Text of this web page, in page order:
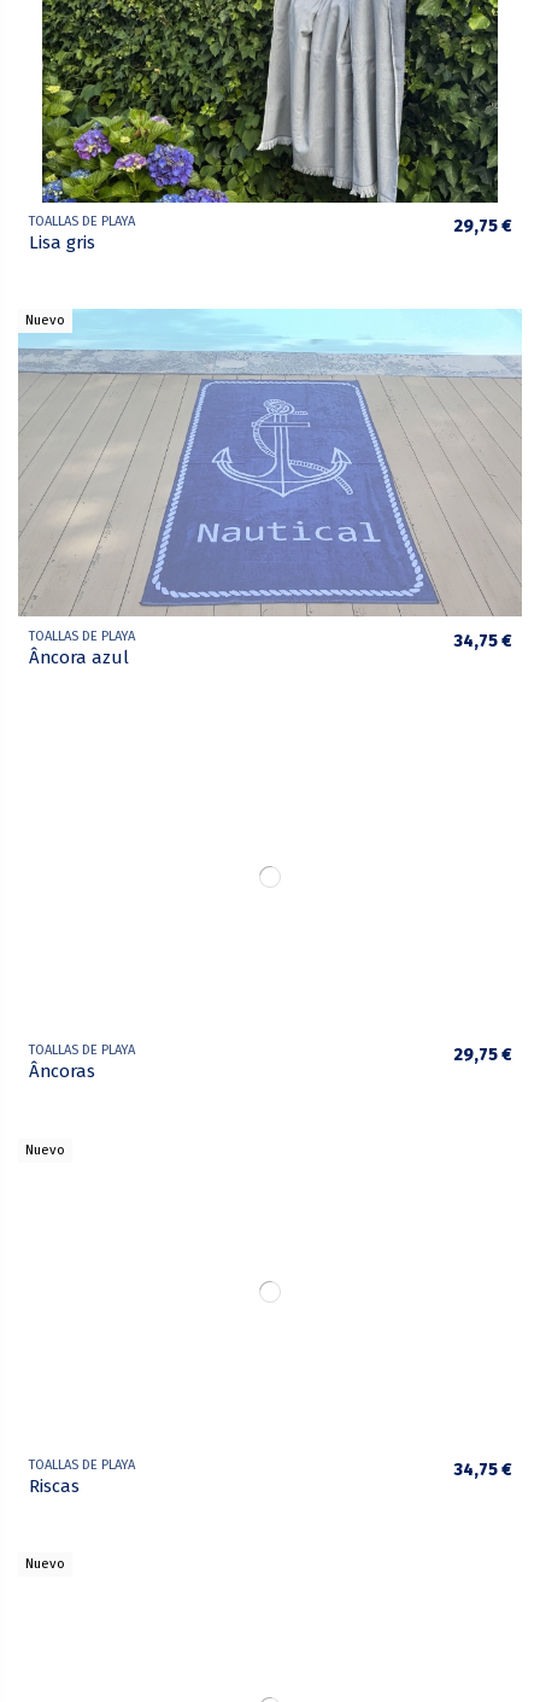
TOALLAS DE PLAYA
Lisa gris
29,75 €
Nuevo
TOALLAS DE PLAYA
Âncora azul
34,75 €
TOALLAS DE PLAYA
Âncoras
29,75 €
Nuevo
TOALLAS DE PLAYA
Riscas
34,75 €
Nuevo